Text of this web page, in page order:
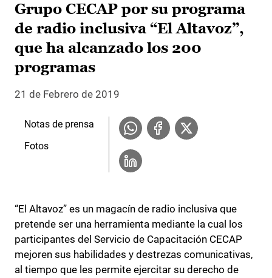
Grupo CECAP por su programa
de radio inclusiva “El Altavoz”,
que ha alcanzado los 200
programas
21 de Febrero de 2019
“El Altavoz” es un magacín de radio inclusiva que
pretende ser una herramienta mediante la cual los
participantes del Servicio de Capacitación CECAP
mejoren sus habilidades y destrezas comunicativas,
al tiempo que les permite ejercitar su derecho de
Notas de prensa
Fotos